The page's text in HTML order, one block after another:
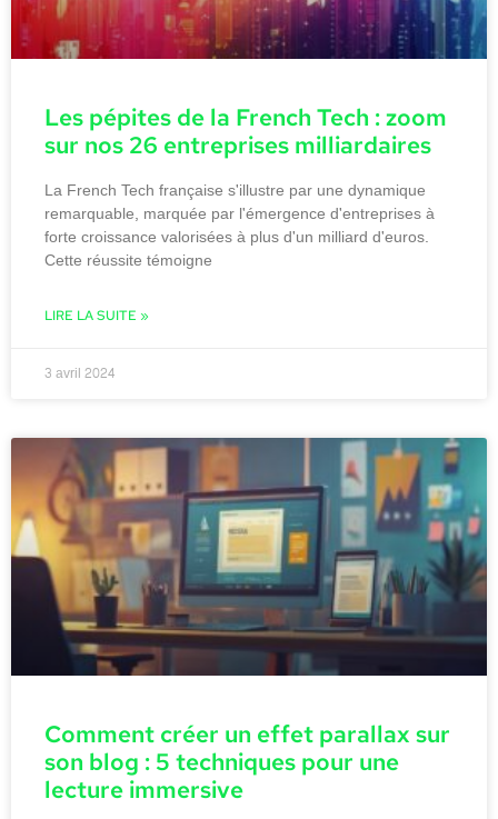
Les pépites de la French Tech : zoom
sur nos 26 entreprises milliardaires
La French Tech française s'illustre par une dynamique
remarquable, marquée par l'émergence d'entreprises à
forte croissance valorisées à plus d'un milliard d'euros.
Cette réussite témoigne
LIRE LA SUITE »
3 avril 2024
Comment créer un effet parallax sur
son blog : 5 techniques pour une
lecture immersive